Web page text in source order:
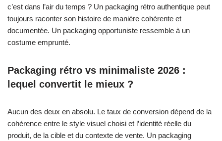
c’est dans l’air du temps ? Un packaging rétro authentique peut
toujours raconter son histoire de manière cohérente et
documentée. Un packaging opportuniste ressemble à un
costume emprunté.
Packaging rétro vs minimaliste 2026 :
lequel convertit le mieux ?
Aucun des deux en absolu. Le taux de conversion dépend de la
cohérence entre le style visuel choisi et l’identité réelle du
produit, de la cible et du contexte de vente. Un packaging